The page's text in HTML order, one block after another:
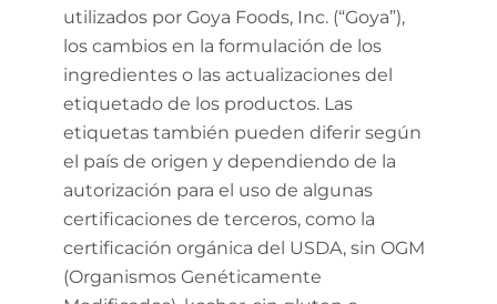
utilizados por Goya Foods, Inc. (“Goya”),
los cambios en la formulación de los
ingredientes o las actualizaciones del
etiquetado de los productos. Las
etiquetas también pueden diferir según
el país de origen y dependiendo de la
autorización para el uso de algunas
certificaciones de terceros, como la
certificación orgánica del USDA, sin OGM
(Organismos Genéticamente